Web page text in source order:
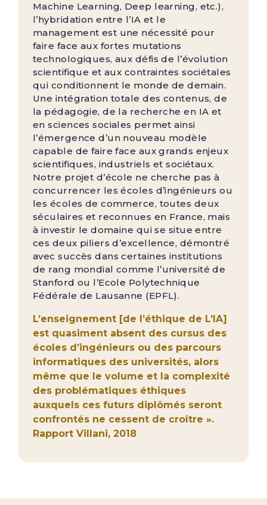
Machine Learning, Deep learning, etc.),
l’hybridation entre l’IA et le
management est une nécessité pour
faire face aux fortes mutations
technologiques, aux défis de l’évolution
scientifique et aux contraintes sociétales
qui conditionnent le monde de demain.
Une intégration totale des contenus, de
la pédagogie, de la recherche en IA et
en sciences sociales permet ainsi
l’émergence d’un nouveau modèle
capable de faire face aux grands enjeux
scientifiques, industriels et sociétaux.
Notre projet d’école ne cherche pas à
concurrencer les écoles d’ingénieurs ou
les écoles de commerce, toutes deux
séculaires et reconnues en France, mais
à investir le domaine qui se situe entre
ces deux piliers d’excellence, démontré
avec succès dans certaines institutions
de rang mondial comme l’université de
Stanford ou l’Ecole Polytechnique
Fédérale de Lausanne (EPFL).
L’enseignement [de l’éthique de L’IA]
est quasiment absent des cursus des
écoles d’ingénieurs ou des parcours
informatiques des universités, alors
même que le volume et la complexité
des problématiques éthiques
auxquels ces futurs diplômés seront
confrontés ne cessent de croître ».
Rapport Villani, 2018